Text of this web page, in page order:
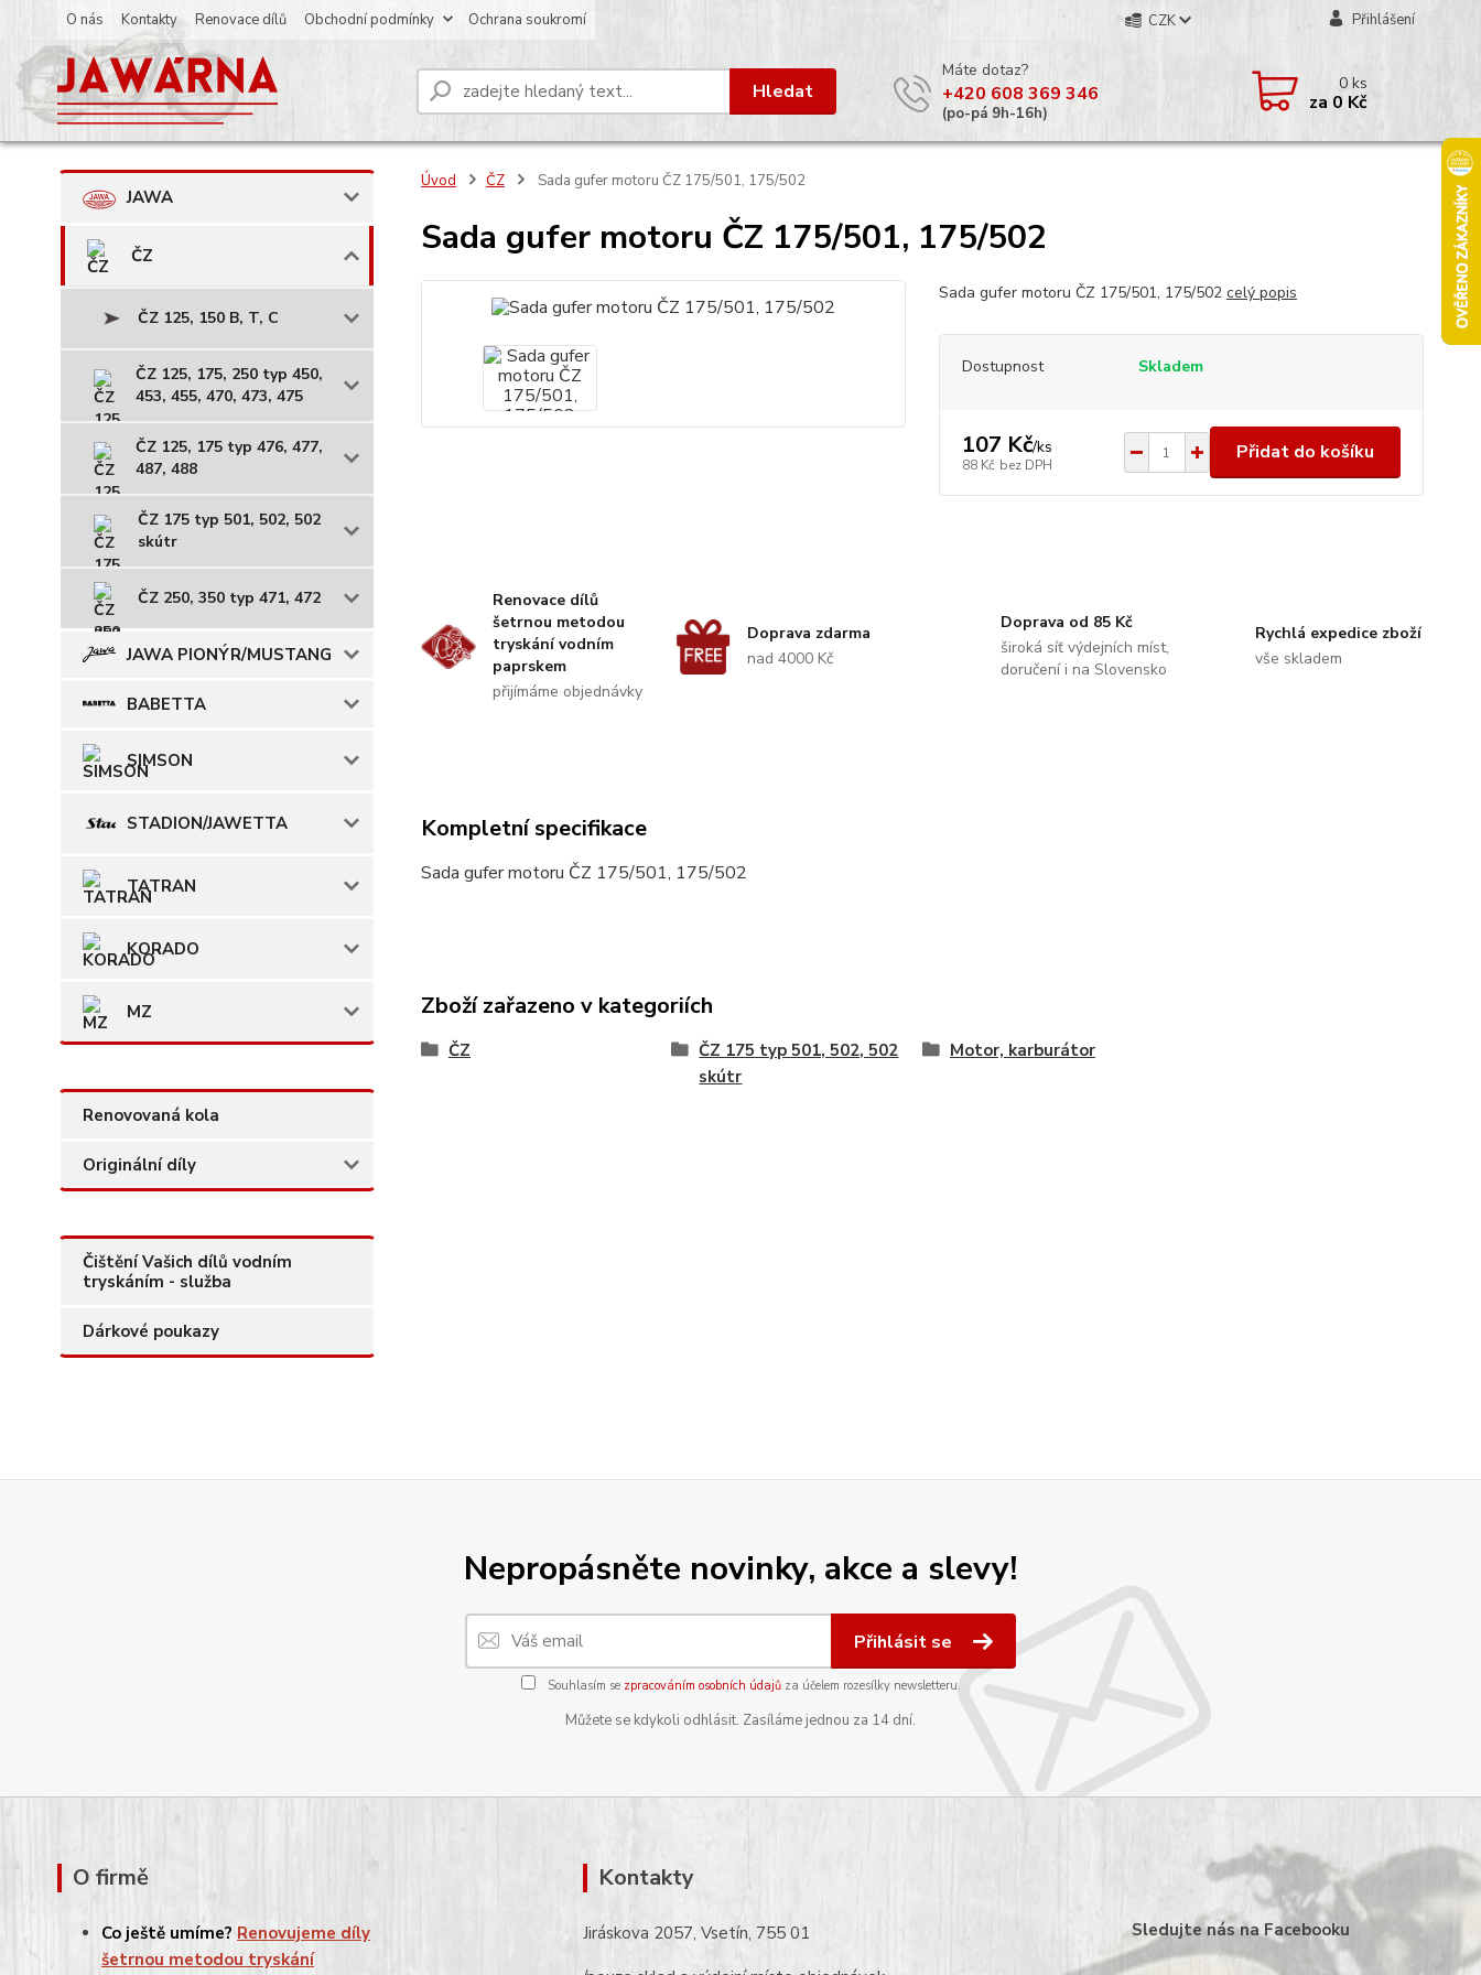
O nás Kontakty Renovace dílů Obchodní podmínky Ochrana soukromí CZK Přihlášení
Hledat
Máte dotaz?
+420 608 369 346
(po-pá 9h-16h)
0ks
za 0 Kč
JAWA
ČZ
ČZ 125, 150 B, T, C
ČZ 125, 175, 250 typ 450,
453, 455, 470, 473, 475
ČZ 125, 175 typ 476, 477,
487, 488
ČZ 175 typ 501, 502, 502
skútr
ČZ 250, 350 typ 471, 472
JAWA PIONÝR/MUSTANG
BABETTA
SIMSON
STADION/JAWETTA
TATRAN
KORADO
MZ
Renovovaná kola
Originální díly
Čištění Vašich dílů vodním
tryskáním - služba
Dárkové poukazy
Úvod ČZ Sada gufer motoru ČZ 175/501, 175/502
Sada gufer motoru ČZ 175/501, 175/502
Sada gufer motoru ČZ 175/501, 175/502 celý popis
Dostupnost Skladem
107 Kč/ks
88 Kč bez DPH
Přidat do košíku
Renovace dílů
šetrnou metodou
tryskání vodním
paprskem
přijímáme objednávky
Doprava zdarma
nad 4000 Kč
Doprava od 85 Kč
široká síť výdejních míst,
doručení i na Slovensko
Rychlá expedice zboží
vše skladem
Kompletní specifikace
Sada gufer motoru ČZ 175/501, 175/502
Zboží zařazeno v kategoriích
ČZ
ČZ 175 typ 501, 502, 502
skútr
Motor, karburátor
Nepropásněte novinky, akce a slevy!
Přihlásit se
Souhlasím se zpracováním osobních údajůza účelem rozesílky newsletteru.
Můžete se kdykoli odhlásit. Zasíláme jednou za 14 dní.
O firmě
Co ještě umíme? Renovujeme díly
šetrnou metodou tryskání
Kontakty
Jiráskova 2057, Vsetín, 755 01
Sledujte nás na Facebooku